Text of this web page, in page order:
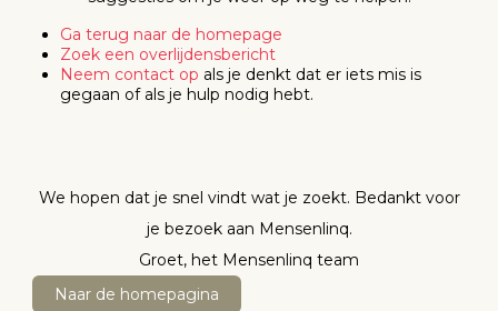
Ga terug naar de homepage
Zoek een overlijdensbericht
Neem contact op als je denkt dat er iets mis is
gegaan of als je hulp nodig hebt.
We hopen dat je snel vindt wat je zoekt. Bedankt voor
je bezoek aan Mensenlinq.
Groet, het Mensenlinq team
Naar de homepagina